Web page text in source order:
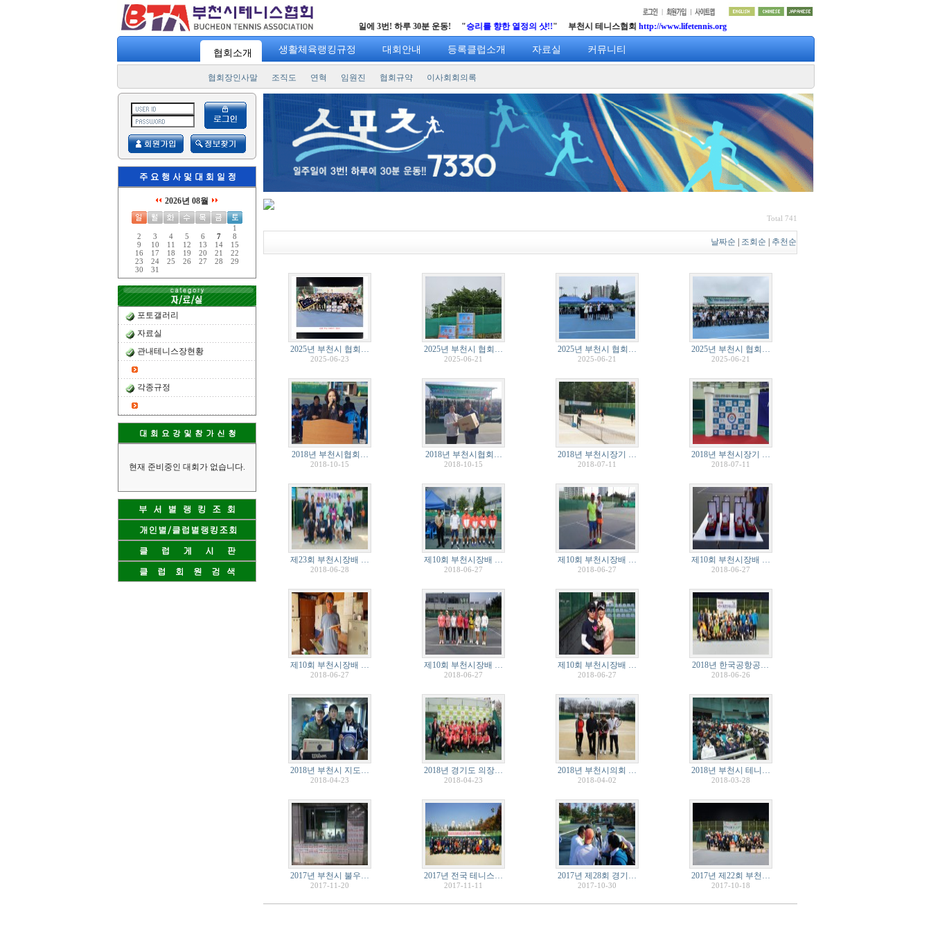
"스포츠 7330" 일주일에 3번! 하루 30분 운동! "승리를 향한 열정의 샷!!" 부천시 테니스협회http://www.lifetennis.org
협회소개 생활체육랭킹규정 대회안내 등록클럽소개 자료실 커뮤니티
협회장인사말 조직도 연혁 임원진 협회규약 이사회회의록
2026년 08월
1
2
3 4 5 6 7
8
9
10 11 12 13 14
15
16
17 18 19 20 21
22
23
24 25 26 27 28
29
30
31
포토갤러리
자료실
관내테니스장현황
각종규정
현재 준비중인 대회가 없습니다.
Total 741
날짜순 조회순 추천순
2025년 부천시 협회…
2025-06-23
2025년 부천시 협회…
2025-06-21
2025년 부천시 협회…
2025-06-21
2025년 부천시 협회…
2025-06-21
2018년 부천시협회…
2018-10-15
2018년 부천시협회…
2018-10-15
2018년 부천시장기 …
2018-07-11
2018년 부천시장기 …
2018-07-11
제23회 부천시장배 …
2018-06-28
제10회 부천시장배 …
2018-06-27
제10회 부천시장배 …
2018-06-27
제10회 부천시장배 …
2018-06-27
제10회 부천시장배 …
2018-06-27
제10회 부천시장배 …
2018-06-27
제10회 부천시장배 …
2018-06-27
2018년 한국공항공…
2018-06-26
2018년 부천시 지도…
2018-04-23
2018년 경기도 의장…
2018-04-23
2018년 부천시의회 …
2018-04-02
2018년 부천시 테니…
2018-03-28
2017년 부천시 불우…
2017-11-20
2017년 전국 테니스…
2017-11-11
2017년 제28회 경기…
2017-10-30
2017년 제22회 부천…
2017-10-18